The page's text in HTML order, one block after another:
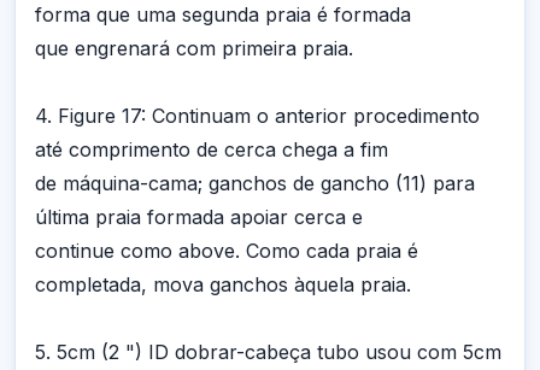
forma que uma segunda praia é formada
que engrenará com primeira praia.
4. Figure 17: Continuam o anterior procedimento
até comprimento de cerca chega a fim
de máquina-cama; ganchos de gancho (11) para
última praia formada apoiar cerca e
continue como above. Como cada praia é
completada, mova ganchos àquela praia.
5. 5cm (2 ") ID dobrar-cabeça tubo usou com 5cm